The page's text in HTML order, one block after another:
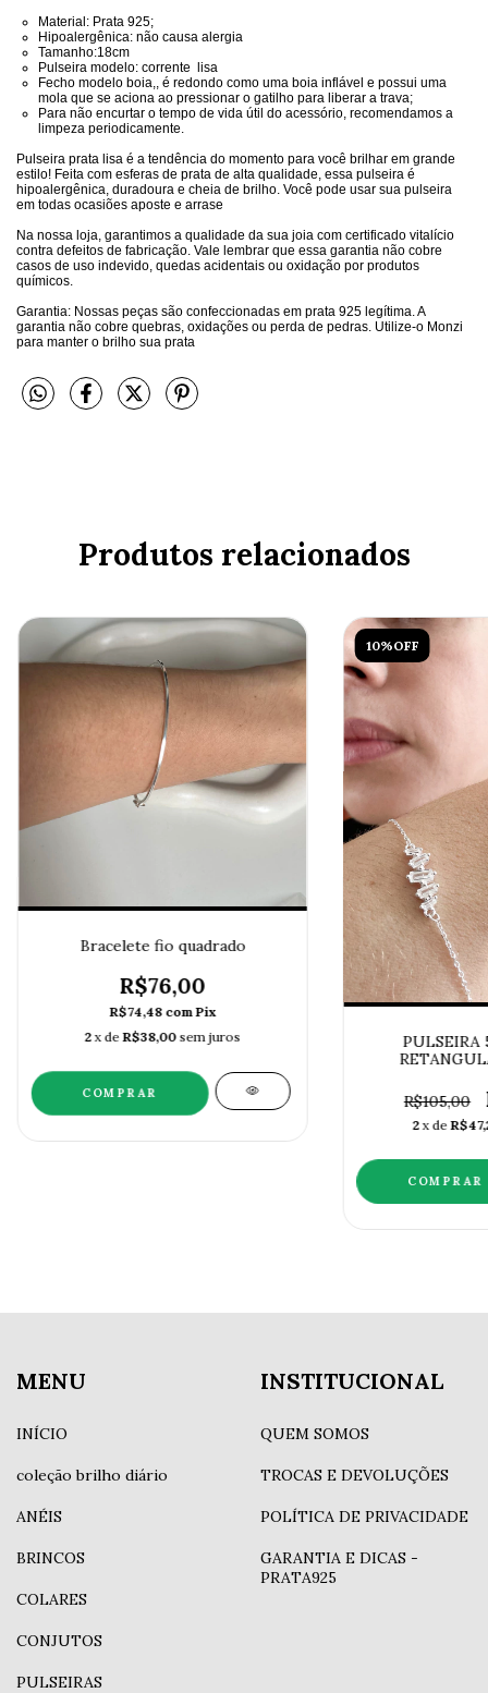
Material: Prata 925;
Hipoalergênica: não causa alergia
Tamanho:18cm
Pulseira modelo: corrente lisa
Fecho modelo boia,, é redondo como uma boia inflável e possui uma
mola que se aciona ao pressionar o gatilho para liberar a trava;
Para não encurtar o tempo de vida útil do acessório, recomendamos a
limpeza periodicamente.
Pulseira prata lisa é a tendência do momento para você brilhar em grande
estilo! Feita com esferas de prata de alta qualidade, essa pulseira é
hipoalergênica, duradoura e cheia de brilho. Você pode usar sua pulseira
em todas ocasiões aposte e arrase
Na nossa loja, garantimos a qualidade da sua joia com certificado vitalício
contra defeitos de fabricação. Vale lembrar que essa garantia não cobre
casos de uso indevido, quedas acidentais ou oxidação por produtos
químicos.
Garantia: Nossas peças são confeccionadas em prata 925 legítima. A
garantia não cobre quebras, oxidações ou perda de pedras. Utilize-o Monzi
para manter o brilho sua prata
Produtos relacionados
Bracelete fio quadrado
R$76,00
R$74,48 com Pix
2 x deR$38,00 sem juros
10%OFF
PULSEIRA
R$105,00
2 x de
MENU
INÍCIO
coleção brilho diário
ANÉIS
BRINCOS
COLARES
CONJUTOS
PULSEIRAS
INSTITUCIONAL
QUEM SOMOS
TROCAS E DEVOLUÇÕES
POLÍTICA DE PRIVACIDADE
GARANTIA E DICAS -
PRATA925